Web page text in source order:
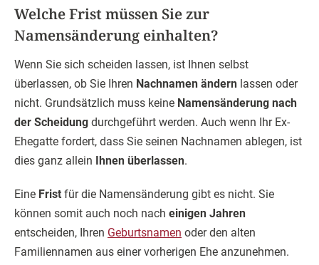
Welche Frist müssen Sie zur
Namensänderung einhalten?
Wenn Sie sich scheiden lassen, ist Ihnen selbst
überlassen, ob Sie Ihren Nachnamen ändern lassen oder
nicht. Grundsätzlich muss keine Namensänderung nach
der Scheidung durchgeführt werden. Auch wenn Ihr Ex-
Ehegatte fordert, dass Sie seinen Nachnamen ablegen, ist
dies ganz allein Ihnen überlassen.
Eine Frist für die Namensänderung gibt es nicht. Sie
können somit auch noch nach einigen Jahren
entscheiden, Ihren Geburtsnamen oder den alten
Familiennamen aus einer vorherigen Ehe anzunehmen.